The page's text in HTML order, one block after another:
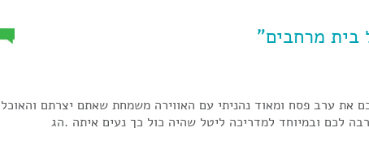
בית מרחבים”
את ערב פסח ומאוד נהניתי עם האווירה משמחת שאתם יצרתם והאוכל
לכם ובמיוחד למדריכה ליטל שהיה כול כך נעים איתה .הג